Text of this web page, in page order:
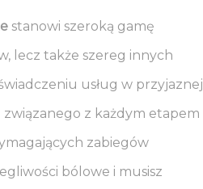
stanowi szeroką gamę
lecz także szereg innych
usług w przyjaznej
z każdym etapem
zabiegów
bólowe i musisz